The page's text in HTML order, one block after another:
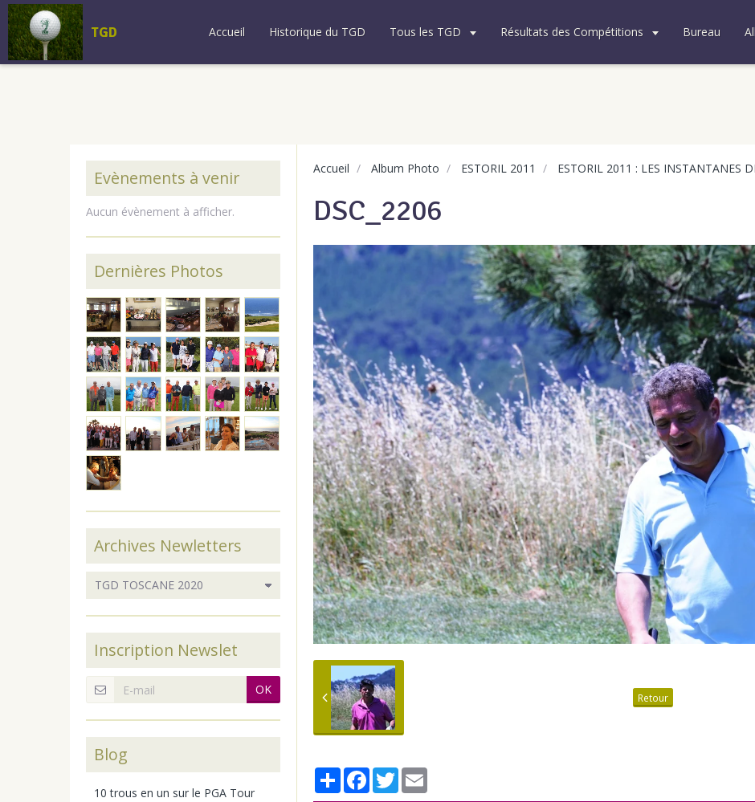
TGD Accueil Historique du TGD Tous les TGD Résultats des Compétitions Bureau
Accueil Album Photo ESTORIL 2011 ESTORIL 2011 : LES INSTANTANES
DSC_2206
Retour
PartagerFacebook
TwitterEmail
Evènements à venir
Aucun évènement à afficher.
Dernières Photos
Archives Newletters
Inscription Newslet
OK
Blog
10 trous en un sur le PGA Tour